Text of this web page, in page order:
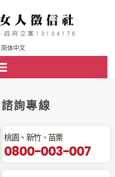
简体中文
詢專線
桃園、新竹、苗栗
0800-003-007